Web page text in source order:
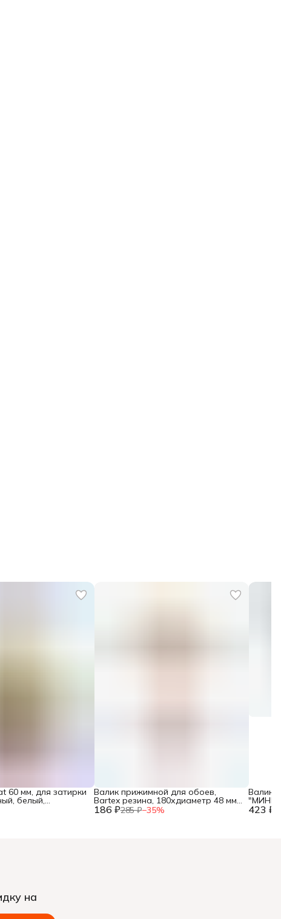
60 мм, для затирки
белый,
(1027-60), 186 ₽285 ₽−35%
Валик прижимной для обоев,
Bartex резина, 180хдиаметр 48 мм,
с бюгелем, 0912007, 423 ₽
Валик
"МИНИ"
иглы
на